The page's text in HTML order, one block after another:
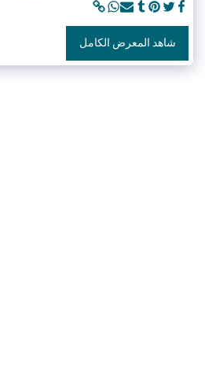
شاهد المعرض الكامل